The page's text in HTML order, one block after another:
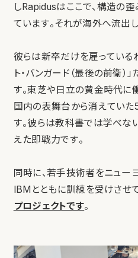
しRapidusはここで、構造の
ています。それが海外へ流出
彼らは新卒だけを雇っている
ト・バンガード（最後の前衛）
す。東芝や日立の黄金時代に
国内の表舞台から消えてい
す。彼らは教科書では学べな
えた即戦力です。
同時に、若手技術者をニュー
IBMとともに訓練を受けさせ
プロジェクトです。